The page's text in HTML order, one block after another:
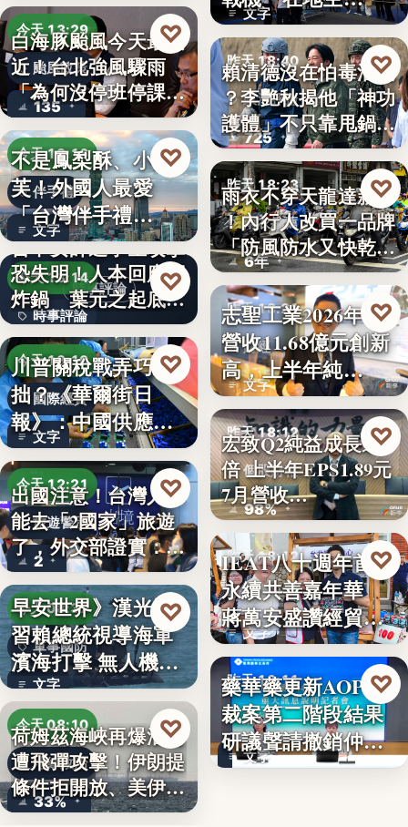
今天 13:29
颱風政策
135
白海豚颱風今天最接
近！台北強風驟雨
「為何沒停班停課」
？蔣…
♡
今天 13:16
伴手禮
文字
不是鳳梨酥、小泡
芙！外國人最愛
「台灣伴手禮
TOP5」冠軍…
♡
時事評論
今天 13:14
時事評論
18萬
台中女師遭學生攻擊
恐失明！人本回應網
炸鍋 葉元之起底
「…
♡
今天 13:10
國際經貿
文字
川普關稅戰弄巧成
拙？《華爾街日
報》：中國供應沒
斷鏈，反而…
♡
今天 12:21
旅遊警示
2
出國注意！台灣人不
能去「2國家」旅遊
了，外交部證實：拒
絕…
♡
今天 08:37
軍事國防
文字
早安世界》漢光演
習賴總統視導海軍
濱海打擊 無人機秀
攻擊力
♡
今天 08:10
地緣政治
33%
荷姆茲海峽再爆油輪
遭飛彈攻擊！伊朗提
條件拒開放、美伊談
判…
♡
文字
產」，機隊規…
昨天 18:40
政治評論
725
賴清德沒在怕毒油案
？李艷秋揭他「神功
護體」不只靠甩鍋盧
秀…
♡
昨天 18:23
雨衣推薦
6年
雨衣不穿天龍達新牌
！內行人改買一品牌
「防風防水又快乾、
穿…
♡
昨天 18:21
財經
文字
志聖工業2026年7月
營收11.68億元創新
高，上半年純…
♡
昨天 18:12
個股財報
98%
宏致Q2純益成長近1
倍 上半年EPS1.89元
7月營收…
♡
昨天 18:12
永續共善
文字
IEAT八十週年首辦
永續共善嘉年華
蔣萬安盛讚經貿公
益打…
♡
昨天 18:11
財經
文字
藥華藥更新AOP仲
裁案第二階段結果
研議聲請撤銷仲裁
判斷
♡